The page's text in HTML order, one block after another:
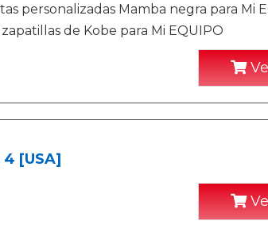
personalizadas Mamba negra para Mi
de Kobe para Mi EQUIPO
[USA]